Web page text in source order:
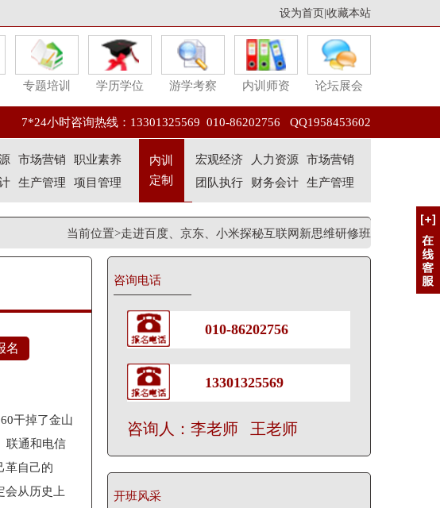
设为首页 收藏本站
专题培训 学历学位 游学考察 内训师资 论坛展会
7*24小时咨询热线：13301325569 010-86202756 QQ1958453602
市场营销
职业素养
生产管理 项目管理
内训
定制
宏观经济 人力资源
市场营销
团队执行
财务会计 生产管理
当前位置>走进百度、京东、小米探秘互联网新思维研修班
名
干掉了金山
联通和电信
革自己的
会从历史上
咨询电话
010-86202756
13301325569
咨询人：李老师 王老师
开班风采